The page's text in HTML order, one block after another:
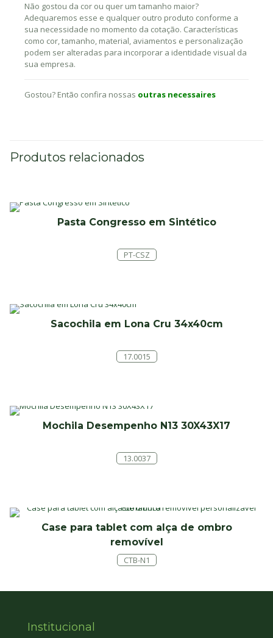
Não gostou da cor ou quer um tamanho maior?
Adequaremos esse e qualquer outro produto conforme a
sua necessidade no momento da cotação. Características
como cor, tamanho, material, aviamentos e personalização
podem ser alteradas para incorporar a identidade visual da
sua empresa.
Gostou? Então confira nossas outras necessaires
Produtos relacionados
Pasta Congresso em Sintético
PT-CSZ
Sacochila em Lona Cru 34x40cm
17.0015
Mochila Desempenho N13 30X43X17
13.0037
Case para tablet com alça de ombro
removível
CTB-N1
Institucional